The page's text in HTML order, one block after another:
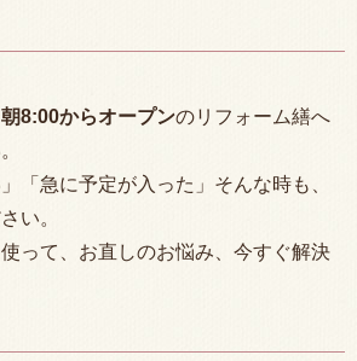
朝8:00からオープンのリフォーム繕へ
「急に予定が入った」そんな時も、
い。
って、お直しのお悩み、今すぐ解決